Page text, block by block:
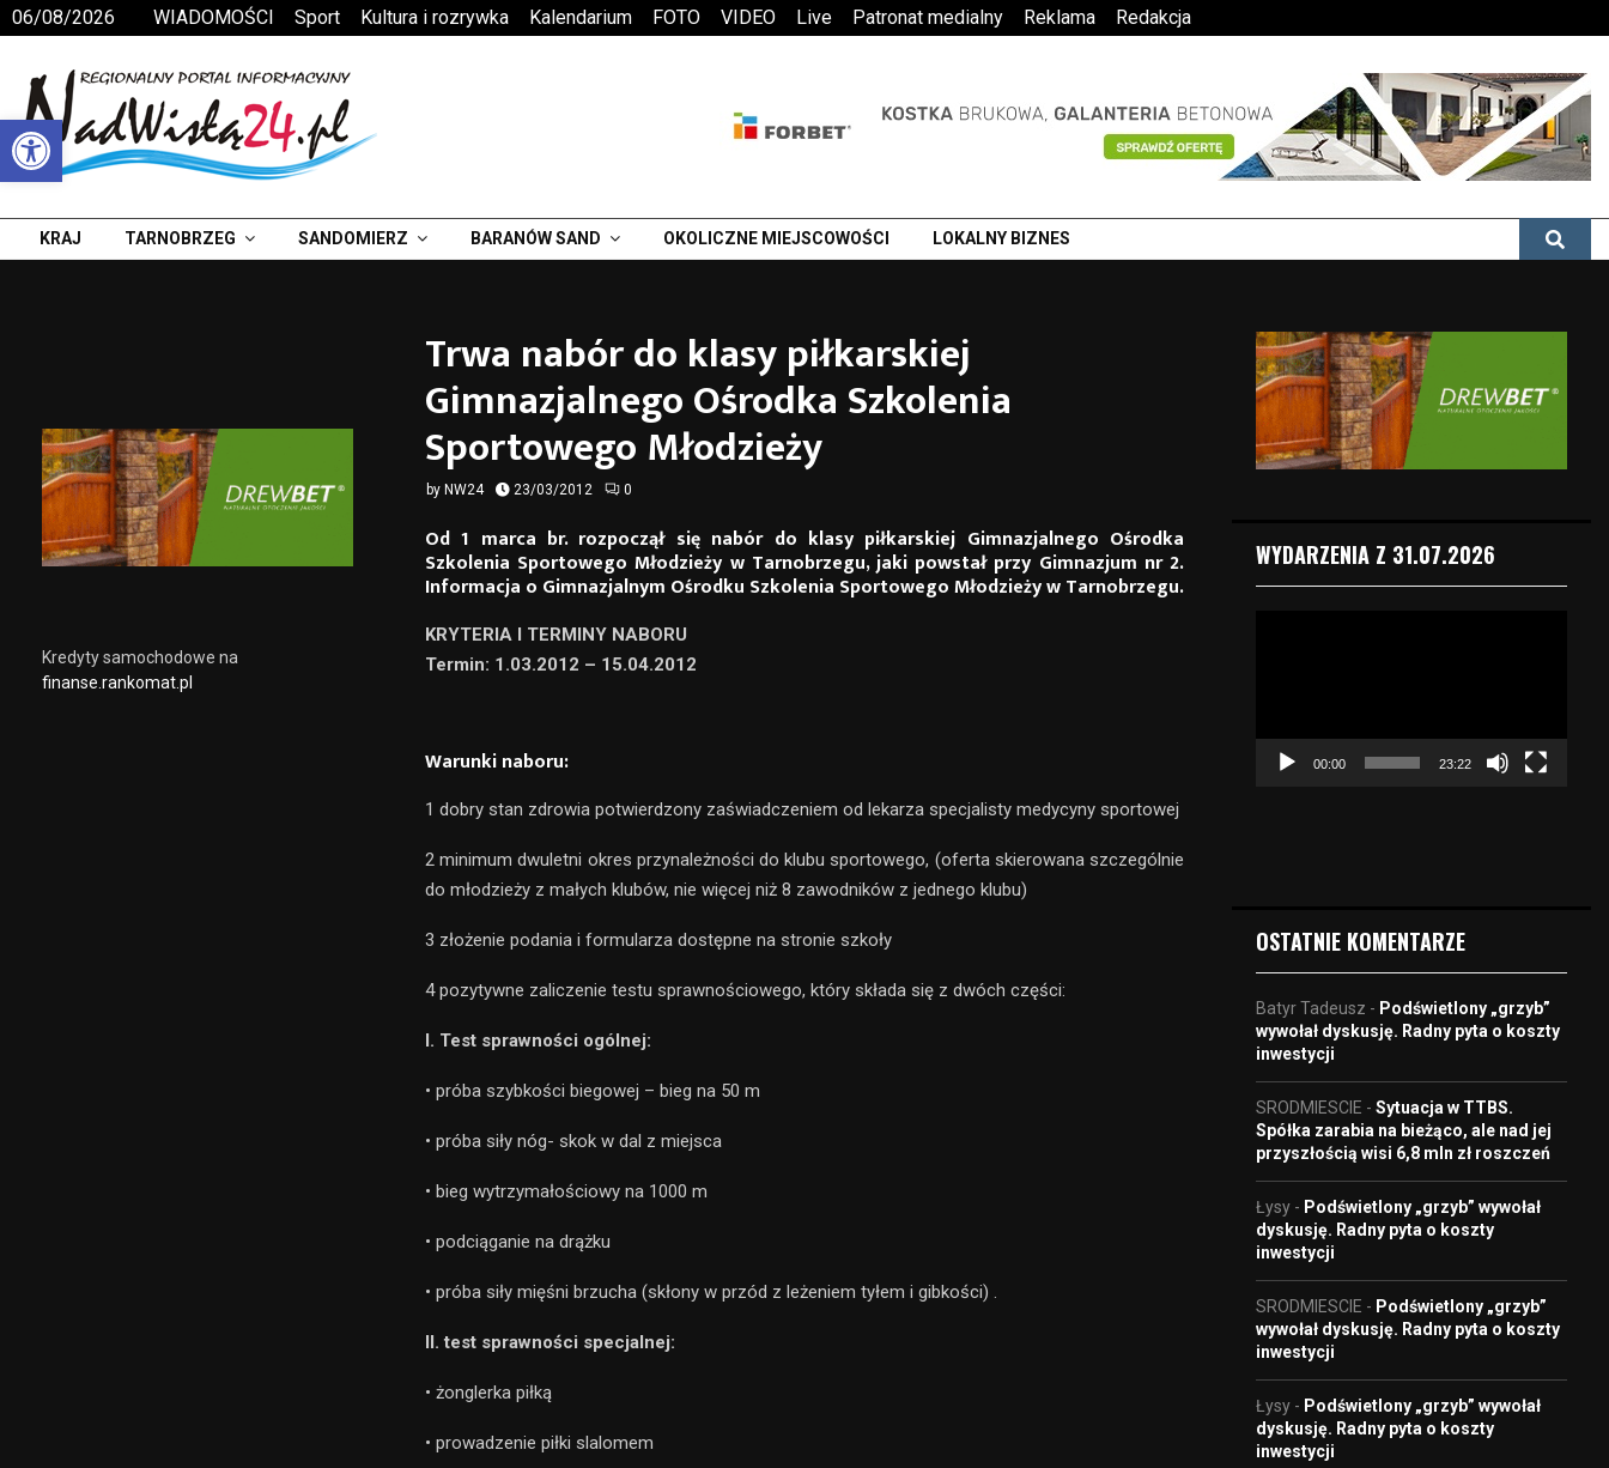
Otwórz pasek narzędzi
06/08/2026 WIADOMOŚCI Sport Kultura i rozrywka Kalendarium FOTO VIDEO Live Patronat medialny Reklama Redakcja
KRAJ TARNOBRZEG SANDOMIERZ BARANÓW SAND OKOLICZNE MIEJSCOWOŚCI LOKALNY BIZNES
Trwa nabór do klasy piłkarskiej
Gimnazjalnego Ośrodka Szkolenia
Sportowego Młodzieży
by NW24 23/03/2012 0
Od 1 marca br. rozpoczął się nabór do klasy piłkarskiej Gimnazjalnego Ośrodka
Szkolenia Sportowego Młodzieży w Tarnobrzegu, jaki powstał przy Gimnazjum nr 2.
Informacja o Gimnazjalnym Ośrodku Szkolenia Sportowego Młodzieży w Tarnobrzegu.
KRYTERIA I TERMINY NABORU
Termin: 1.03.2012 – 15.04.2012
Warunki naboru:
1 dobry stan zdrowia potwierdzony zaświadczeniem od lekarza specjalisty medycyny sportowej
2 minimum dwuletni okres przynależności do klubu sportowego, (oferta skierowana szczególnie
do młodzieży z małych klubów, nie więcej niż 8 zawodników z jednego klubu)
3 złożenie podania i formularza dostępne na stronie szkoły
4 pozytywne zaliczenie testu sprawnościowego, który składa się z dwóch części:
I. Test sprawności ogólnej:
• próba szybkości biegowej – bieg na 50 m
• próba siły nóg- skok w dal z miejsca
• bieg wytrzymałościowy na 1000 m
• podciąganie na drążku
• próba siły mięśni brzucha (skłony w przód z leżeniem tyłem i gibkości) .
II. test sprawności specjalnej:
• żonglerka piłką
• prowadzenie piłki slalomem
Kredyty samochodowe na
finanse.rankomat.pl
WYDARZENIA Z 31.07.2026
e
o
00:00 23:22
OSTATNIE KOMENTARZE
Batyr Tadeusz - Podświetlony „grzyb”
wywołał dyskusję. Radny pyta o koszty
inwestycji
SRODMIESCIE - Sytuacja w TTBS.
Spółka zarabia na bieżąco, ale nad jej
przyszłością wisi 6,8 mln zł roszczeń
Łysy - Podświetlony „grzyb” wywołał
dyskusję. Radny pyta o koszty
inwestycji
SRODMIESCIE - Podświetlony „grzyb”
wywołał dyskusję. Radny pyta o koszty
inwestycji
Łysy - Podświetlony „grzyb” wywołał
dyskusję. Radny pyta o koszty
inwestycji